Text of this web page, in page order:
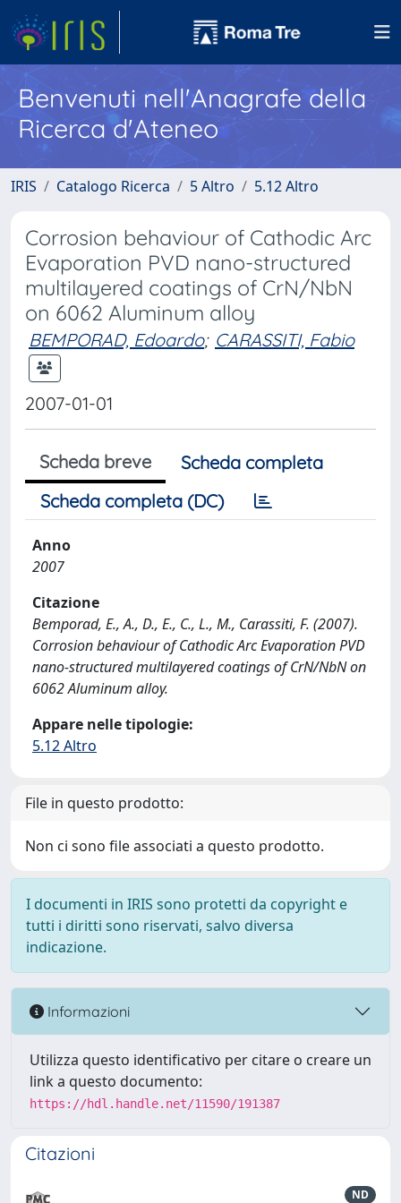
Benvenuti nell'Anagrafe della
Ricerca d'Ateneo
IRIS Catalogo Ricerca 5 Altro 5.12 Altro
Corrosion behaviour of Cathodic Arc
Evaporation PVD nano-structured
multilayered coatings of CrN/NbN
on 6062 Aluminum alloy
BEMPORAD, Edoardo; CARASSITI, Fabio
2007-01-01
Scheda breve
Scheda completa
Scheda completa (DC)
Anno
2007
Citazione
Bemporad, E., A., D., E., C., L., M., Carassiti, F. (2007).
Corrosion behaviour of Cathodic Arc Evaporation PVD
nano-structured multilayered coatings of CrN/NbN on
6062 Aluminum alloy.
Appare nelle tipologie:
5.12 Altro
File in questo prodotto:
Non ci sono file associati a questo prodotto.
I documenti in IRIS sono protetti da copyright e
tutti i diritti sono riservati, salvo diversa
indicazione.
Informazioni
Utilizza questo identificativo per citare o creare un
link a questo documento:
https://hdl.handle.net/11590/191387
Citazioni
ND